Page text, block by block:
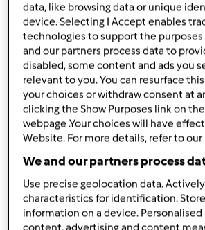
Zalogujlub
GusGus
wt., 09/05/2017 - 16:18
Wydaje mi się, że nie masz racji.
Nie tak skutkuje ustawa. Sprzętu nie
data, like browsing data or unique
device. Selecting I Accept enables
technologies to support the purposes
and our partners process data to
disabled, some content and ads you
relevant to you. You can resurface
your choices or withdraw consent at
clicking the Show Purposes link on
webpage .Your choices will have
Website. For more details, refer to our
We and our partners process
Use precise geolocation data.
characteristics for identification.
information on a device.